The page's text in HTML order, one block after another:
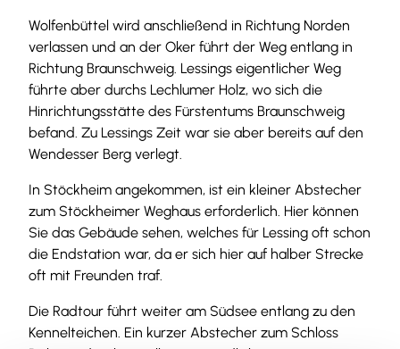
Wolfenbüttel wird anschließend in Richtung Norden
verlassen und an der Oker führt der Weg entlang in
Richtung Braunschweig. Lessings eigentlicher Weg
führte aber durchs Lechlumer Holz, wo sich die
Hinrichtungsstätte des Fürstentums Braunschweig
befand. Zu Lessings Zeit war sie aber bereits auf den
Wendesser Berg verlegt.
In Stöckheim angekommen, ist ein kleiner Abstecher
zum Stöckheimer Weghaus erforderlich. Hier können
Sie das Gebäude sehen, welches für Lessing oft schon
die Endstation war, da er sich hier auf halber Strecke
oft mit Freunden traf.
Die Radtour führt weiter am Südsee entlang zu den
Kennelteichen. Ein kurzer Abstecher zum Schloss